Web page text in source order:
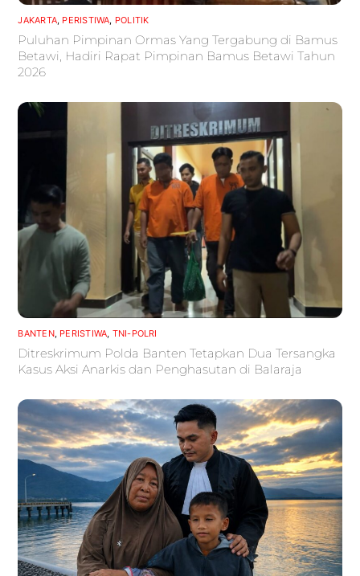
JAKARTA, PERISTIWA, POLITIK
Puluhan Pimpinan Ormas Yang Tergabung di Bamus
Betawi, Hadiri Rapat Pimpinan Bamus Betawi Tahun
2026
BANTEN, PERISTIWA, TNI-POLRI
Ditreskrimum Polda Banten Tetapkan Dua Tersangka
Kasus Aksi Anarkis dan Penghasutan di Balaraja